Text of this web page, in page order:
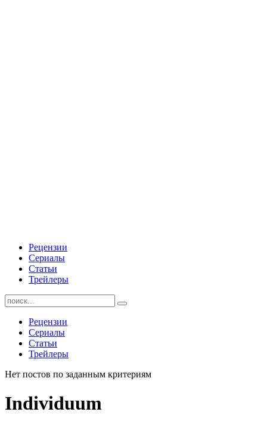
Рецензии
Сериалы
Статьи
Трейлеры
Найти:
Рецензии
Сериалы
Статьи
Трейлеры
Нет постов по заданным критериям
Individuum